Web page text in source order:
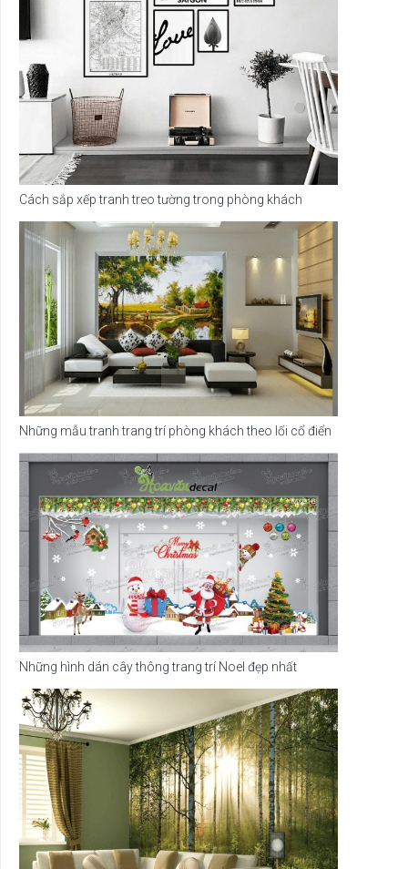
Cách sắp xếp tranh treo tường trong phòng khách
Những mẫu tranh trang trí phòng khách theo lối cổ điển
Những hình dán cây thông trang trí Noel đẹp nhất